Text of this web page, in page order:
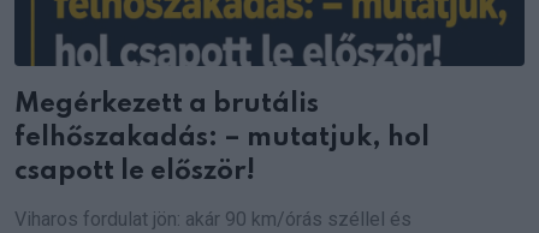
Megérkezett a brutális
felhőszakadás: – mutatjuk, hol
csapott le először!
Viharos fordulat jön: akár 90 km/órás széllel és